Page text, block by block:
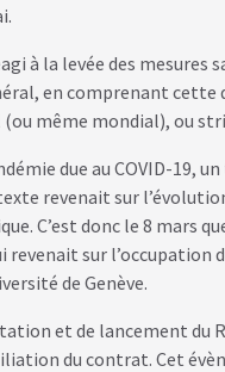
à la levée des mesures
en comprenant
(ou même mondial), ou
due au COVID-19,
revenait sur
C’est donc le 8 mars
revenait sur
de Genève.
et de lancement du
du contrat. Cet